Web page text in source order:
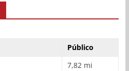
Público
7,82 mi